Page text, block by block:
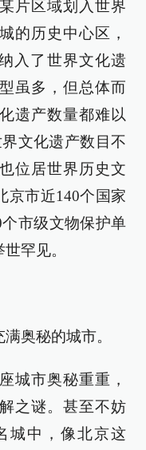
片区域划入世界
的历史中心区，
入了世界文化遗
虽多，但总体而
遗产数量都难以
文化遗产数目不
位居世界历史文
京市近140个国家
市级文物保护单
罕见。
奥秘的城市。
城市奥秘重重，
之谜。甚至不妨
城中，像北京这